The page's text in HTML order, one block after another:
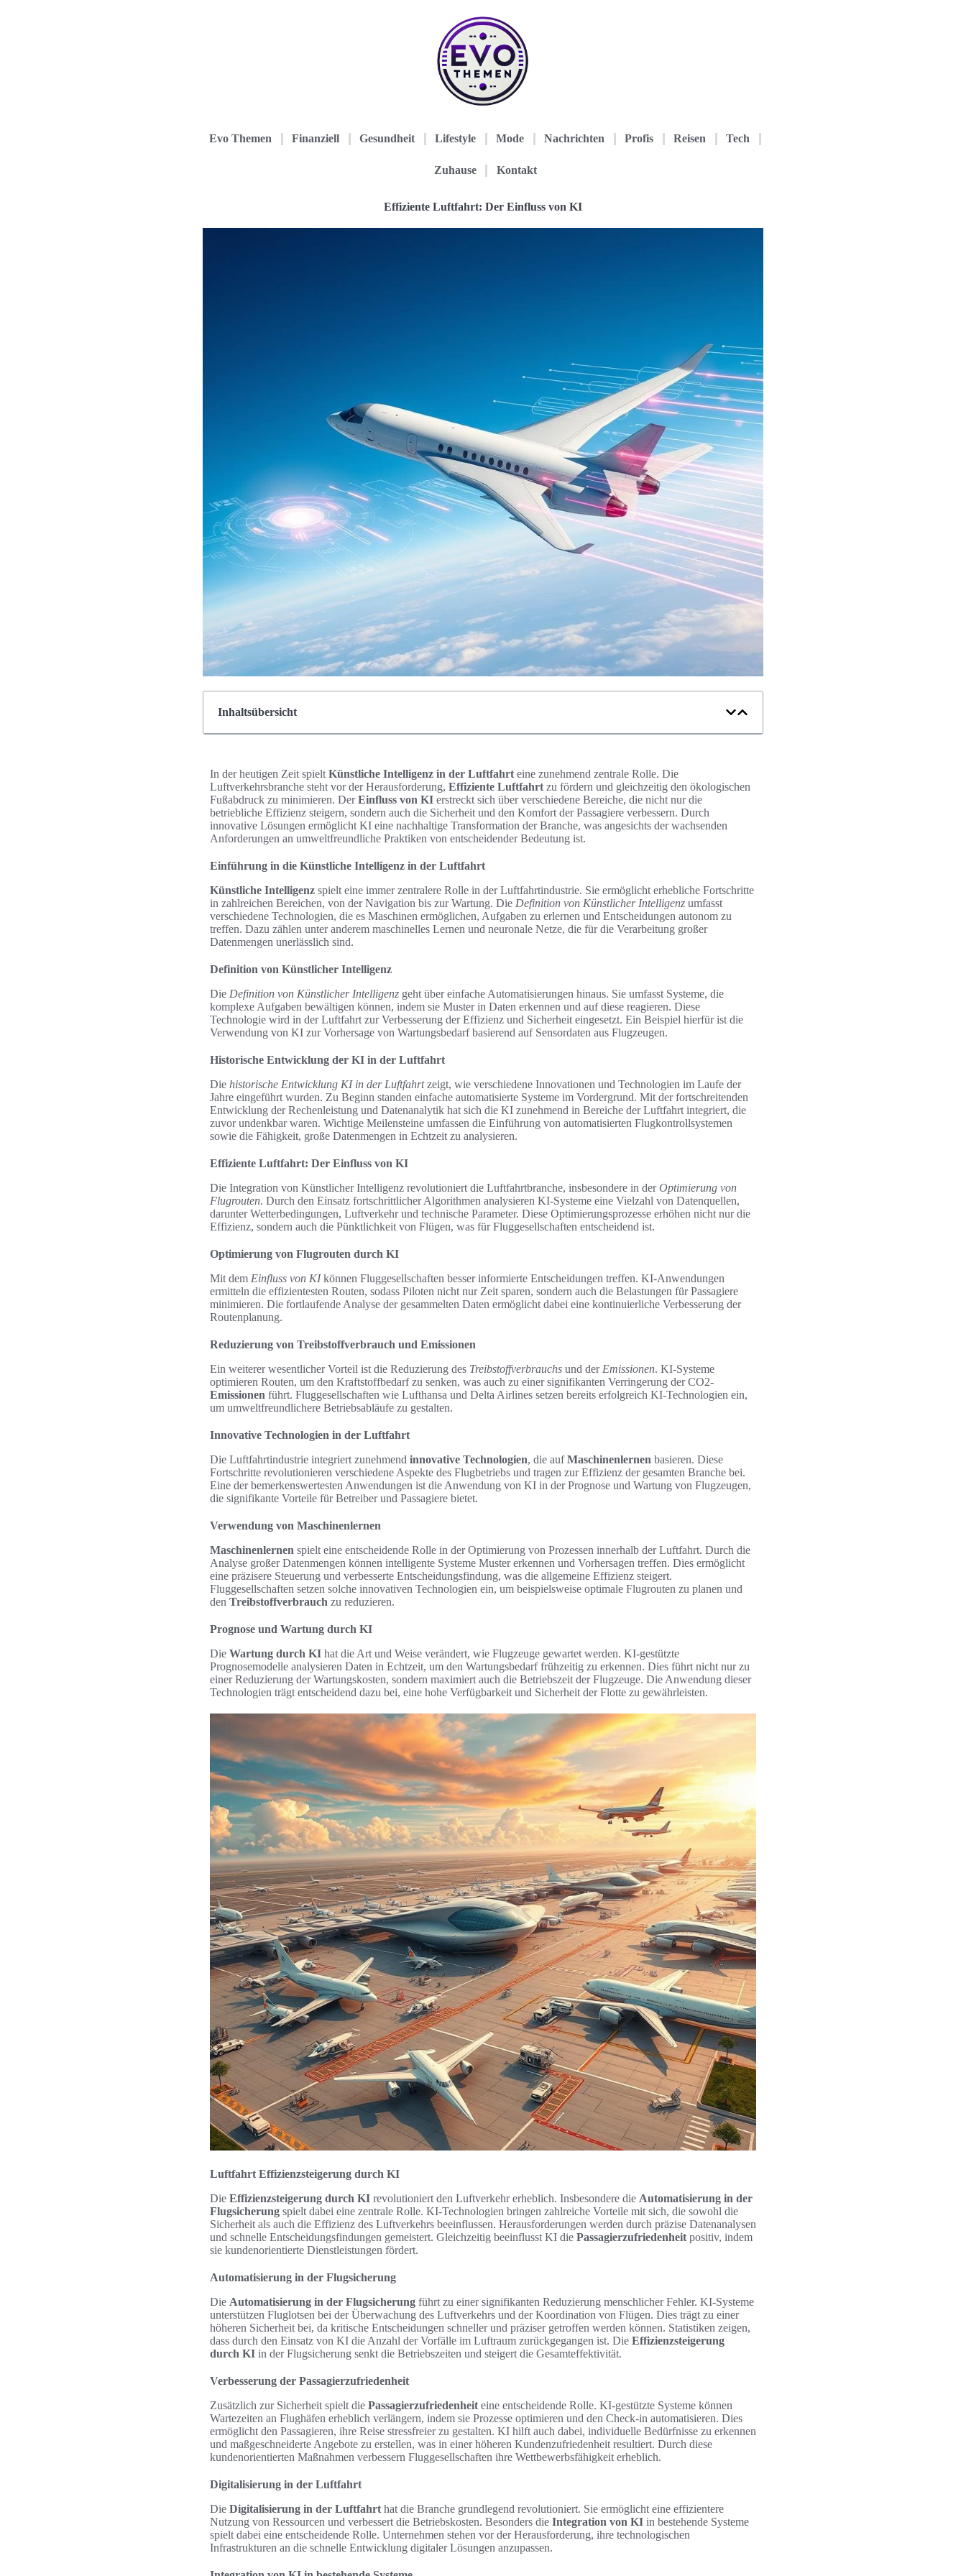
Evo Themen Finanziell Gesundheit Lifestyle Mode Nachrichten Profis Reisen Tech
Zuhause Kontakt
Effiziente Luftfahrt: Der Einfluss von KI
Inhaltsübersicht
In der heutigen Zeit spielt Künstliche Intelligenz in der Luftfahrt eine zunehmend zentrale Rolle. Die
Luftverkehrsbranche steht vor der Herausforderung, Effiziente Luftfahrt zu fördern und gleichzeitig den ökologischen
Fußabdruck zu minimieren. DerEinfluss von KI erstreckt sich über verschiedene Bereiche, die nicht nur die
betriebliche Effizienz steigern, sondern auch die Sicherheit und den Komfort der Passagiere verbessern. Durch
innovative Lösungen ermöglicht KI eine nachhaltige Transformation der Branche, was angesichts der wachsenden
Anforderungen an umweltfreundliche Praktiken von entscheidender Bedeutung ist.
Einführung in die Künstliche Intelligenz in der Luftfahrt
Künstliche Intelligenz spielt eine immer zentralere Rolle in der Luftfahrtindustrie. Sie ermöglicht erhebliche Fortschritte
in zahlreichen Bereichen, von der Navigation bis zur Wartung. Die Definition von Künstlicher Intelligenz umfasst
verschiedene Technologien, die es Maschinen ermöglichen, Aufgaben zu erlernen und Entscheidungen autonom zu
treffen. Dazu zählen unter anderem maschinelles Lernen und neuronale Netze, die für die Verarbeitung großer
Datenmengen unerlässlich sind.
Definition von Künstlicher Intelligenz
Die Definition von Künstlicher Intelligenz geht über einfache Automatisierungen hinaus. Sie umfasst Systeme, die
komplexe Aufgaben bewältigen können, indem sie Muster in Daten erkennen und auf diese reagieren. Diese
Technologie wird in der Luftfahrt zur Verbesserung der Effizienz und Sicherheit eingesetzt. Ein Beispiel hierfür ist die
Verwendung von KI zur Vorhersage von Wartungsbedarf basierend auf Sensordaten aus Flugzeugen.
Historische Entwicklung der KI in der Luftfahrt
Die historische Entwicklung KI in der Luftfahrtzeigt, wie verschiedene Innovationen und Technologien im Laufe der
Jahre eingeführt wurden. Zu Beginn standen einfache automatisierte Systeme im Vordergrund. Mit der fortschreitenden
Entwicklung der Rechenleistung und Datenanalytik hat sich die KI zunehmend in Bereiche der Luftfahrt integriert, die
zuvor undenkbar waren. Wichtige Meilensteine umfassen die Einführung von automatisierten Flugkontrollsystemen
sowie die Fähigkeit, große Datenmengen in Echtzeit zu analysieren.
Effiziente Luftfahrt: Der Einfluss von KI
Die Integration von Künstlicher Intelligenz revolutioniert die Luftfahrtbranche, insbesondere in derOptimierung von
Flugrouten. Durch den Einsatz fortschrittlicher Algorithmen analysieren KI-Systeme eine Vielzahl von Datenquellen,
darunter Wetterbedingungen, Luftverkehr und technische Parameter. Diese Optimierungsprozesse erhöhen nicht nur die
Effizienz, sondern auch die Pünktlichkeit von Flügen, was für Fluggesellschaften entscheidend ist.
Optimierung von Flugrouten durch KI
Mit dem Einfluss von KIkönnen Fluggesellschaften besser informierte Entscheidungen treffen. KI-Anwendungen
ermitteln die effizientesten Routen, sodass Piloten nicht nur Zeit sparen, sondern auch die Belastungen für Passagiere
minimieren. Die fortlaufende Analyse der gesammelten Daten ermöglicht dabei eine kontinuierliche Verbesserung der
Routenplanung.
Reduzierung von Treibstoffverbrauch und Emissionen
Ein weiterer wesentlicher Vorteil ist die Reduzierung des Treibstoffverbrauchs und der Emissionen. KI-Systeme
optimieren Routen, um den Kraftstoffbedarf zu senken, was auch zu einer signifikanten Verringerung der CO2-
Emissionen führt. Fluggesellschaften wie Lufthansa und Delta Airlines setzen bereits erfolgreich KI-Technologien ein,
um umweltfreundlichere Betriebsabläufe zu gestalten.
Innovative Technologien in der Luftfahrt
Die Luftfahrtindustrie integriert zunehmend innovative Technologien, die aufMaschinenlernen basieren. Diese
Fortschritte revolutionieren verschiedene Aspekte des Flugbetriebs und tragen zur Effizienz der gesamten Branche bei.
Eine der bemerkenswertesten Anwendungen ist die Anwendung von KI in der Prognose und Wartung von Flugzeugen,
die signifikante Vorteile für Betreiber und Passagiere bietet.
Verwendung von Maschinenlernen
Maschinenlernen spielt eine entscheidende Rolle in der Optimierung von Prozessen innerhalb der Luftfahrt. Durch die
Analyse großer Datenmengen können intelligente Systeme Muster erkennen und Vorhersagen treffen. Dies ermöglicht
eine präzisere Steuerung und verbesserte Entscheidungsfindung, was die allgemeine Effizienz steigert.
Fluggesellschaften setzen solche innovativen Technologien ein, um beispielsweise optimale Flugrouten zu planen und
den Treibstoffverbrauch zu reduzieren.
Prognose und Wartung durch KI
Die Wartung durch KI hat die Art und Weise verändert, wie Flugzeuge gewartet werden. KI-gestützte
Prognosemodelle analysieren Daten in Echtzeit, um den Wartungsbedarf frühzeitig zu erkennen. Dies führt nicht nur zu
einer Reduzierung der Wartungskosten, sondern maximiert auch die Betriebszeit der Flugzeuge. Die Anwendung dieser
Technologien trägt entscheidend dazu bei, eine hohe Verfügbarkeit und Sicherheit der Flotte zu gewährleisten.
Luftfahrt Effizienzsteigerung durch KI
Die Effizienzsteigerung durch KI revolutioniert den Luftverkehr erheblich. Insbesondere die Automatisierung in der
Flugsicherung spielt dabei eine zentrale Rolle. KI-Technologien bringen zahlreiche Vorteile mit sich, die sowohl die
Sicherheit als auch die Effizienz des Luftverkehrs beeinflussen. Herausforderungen werden durch präzise Datenanalysen
und schnelle Entscheidungsfindungen gemeistert. Gleichzeitig beeinflusst KI die Passagierzufriedenheit positiv, indem
sie kundenorientierte Dienstleistungen fördert.
Automatisierung in der Flugsicherung
Die Automatisierung in der Flugsicherung führt zu einer signifikanten Reduzierung menschlicher Fehler. KI-Systeme
unterstützen Fluglotsen bei der Überwachung des Luftverkehrs und der Koordination von Flügen. Dies trägt zu einer
höheren Sicherheit bei, da kritische Entscheidungen schneller und präziser getroffen werden können. Statistiken zeigen,
dass durch den Einsatz von KI die Anzahl der Vorfälle im Luftraum zurückgegangen ist. Die Effizienzsteigerung
durch KI in der Flugsicherung senkt die Betriebszeiten und steigert die Gesamteffektivität.
Verbesserung der Passagierzufriedenheit
Zusätzlich zur Sicherheit spielt die Passagierzufriedenheit eine entscheidende Rolle. KI-gestützte Systeme können
Wartezeiten an Flughäfen erheblich verlängern, indem sie Prozesse optimieren und den Check-in automatisieren. Dies
ermöglicht den Passagieren, ihre Reise stressfreier zu gestalten. KI hilft auch dabei, individuelle Bedürfnisse zu erkennen
und maßgeschneiderte Angebote zu erstellen, was in einer höheren Kundenzufriedenheit resultiert. Durch diese
kundenorientierten Maßnahmen verbessern Fluggesellschaften ihre Wettbewerbsfähigkeit erheblich.
Digitalisierung in der Luftfahrt
Die Digitalisierung in der Luftfahrt hat die Branche grundlegend revolutioniert. Sie ermöglicht eine effizientere
Nutzung von Ressourcen und verbessert die Betriebskosten. Besonders die Integration von KI in bestehende Systeme
spielt dabei eine entscheidende Rolle. Unternehmen stehen vor der Herausforderung, ihre technologischen
Infrastrukturen an die schnelle Entwicklung digitaler Lösungen anzupassen.